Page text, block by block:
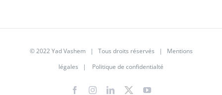
© 2022 Yad Vashem | Tous droits réservés | Mentions
légales | Politique de confidentialté
FacebookInstagramLinkedIn
X YouTube